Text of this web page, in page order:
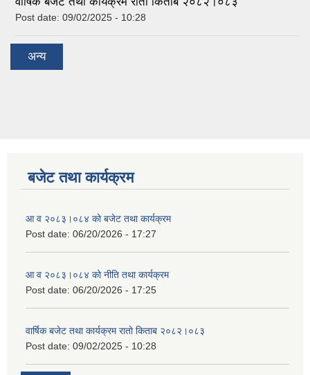
Post date: 09/02/2025 - 10:28
अन्य
बजेट तथा कार्यक्रम
आ व २०८३।०८४ को बजेट तथा कार्यक्रम
Post date: 06/20/2026 - 17:27
आ व २०८३।०८४ को नीति तथा कार्यक्रम
Post date: 06/20/2026 - 17:25
वार्षिक बजेट तथा कार्यक्रम रातो किताब २०८२।०८३
Post date: 09/02/2025 - 10:28